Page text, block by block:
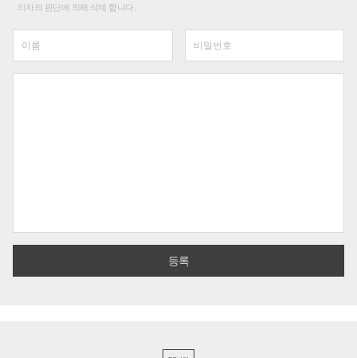
리자의 판단에 의해 삭제 합니다.